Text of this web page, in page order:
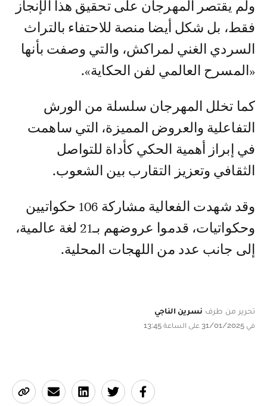
ولم يقتصر المهرجان على تحقيق هذا الإنجاز
فقط، بل شكل أيضا منصة للاحتفاء بالتراث
السردي الغني لمراكش، والتي وصفت بأنها
«المسرح العالمي لفن الحكاية».
كما تخلل المهرجان سلسلة من الورش
التفاعلية والعروض المميزة، التي ساهمت
في إبراز أهمية الحكي كأداة للتواصل
الثقافي وتعزيز التقارب بين الشعوب.
وقد شهدت الفعالية مشاركة 106 حكواتيين
وحكواتيات، قدموا عروضهم بـ21 لغة عالمية،
إلى جانب عدد من اللهجات المحلية.
تحرير من طرف نسرين الناجي
في 31/01/2025 على الساعة 13:45